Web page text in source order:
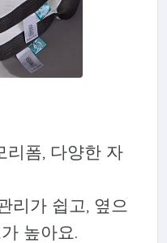
리폼, 다양한 자
리가 쉽고, 옆으
높아요.